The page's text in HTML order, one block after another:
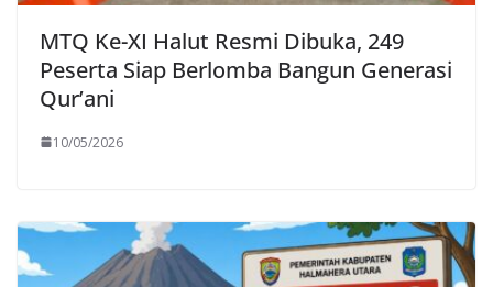
MTQ Ke-XI Halut Resmi Dibuka, 249
Peserta Siap Berlomba Bangun Generasi
Qur’ani
10/05/2026